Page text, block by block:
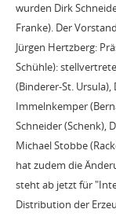
wurden Dirk
Franke). Der
Jürgen Hertzberg:
Schühle):
(Binderer-St.
Immelnkemper
Schneider (Schenk),
Michael Stobbe
hat zudem die
steht ab jetzt für
Distribution der